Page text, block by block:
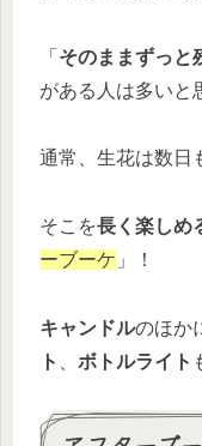
「 そのままずっと
がある人は多いと
通常、生花は数日
そこを長く楽しめ
ーブーケ 」！
キャンドルのほか
ト
ボトルライト